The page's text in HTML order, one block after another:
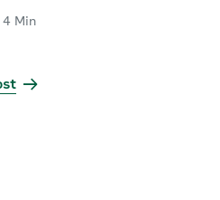
und Berliner zurück.
4 Min